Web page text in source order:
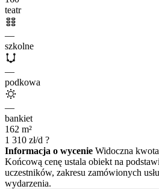
teatr
—
szkolne
—
podkowa
—
bankiet
162 m²
1 310 zł/d ?
Informacja o wycenie Widoczna
Końcową cenę ustala obiekt na
uczestników, zakresu zamówionych
wydarzenia.